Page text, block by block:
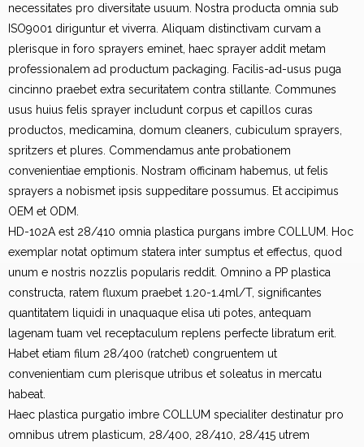
necessitates pro diversitate usuum. Nostra producta omnia sub
ISO9001 diriguntur et viverra. Aliquam distinctivam curvam a
plerisque in foro sprayers eminet, haec sprayer addit metam
professionalem ad productum packaging. Facilis-ad-usus puga
cincinno praebet extra securitatem contra stillante. Communes
usus huius felis sprayer includunt corpus et capillos curas
productos, medicamina, domum cleaners, cubiculum sprayers,
spritzers et plures. Commendamus ante probationem
convenientiae emptionis. Nostram officinam habemus, ut felis
sprayers a nobismet ipsis suppeditare possumus. Et accipimus
OEM et ODM.
HD-102A est 28/410 omnia plastica purgans imbre COLLUM. Hoc
exemplar notat optimum statera inter sumptus et effectus, quod
unum e nostris nozzlis popularis reddit. Omnino a PP plastica
constructa, ratem fluxum praebet 1.20-1.4ml/T, significantes
quantitatem liquidi in unaquaque elisa uti potes, antequam
lagenam tuam vel receptaculum replens perfecte libratum erit.
Habet etiam filum 28/400 (ratchet) congruentem ut
convenientiam cum plerisque utribus et soleatus in mercatu
habeat.
Haec plastica purgatio imbre COLLUM specialiter destinatur pro
omnibus utrem plasticum, 28/400, 28/410, 28/415 utrem